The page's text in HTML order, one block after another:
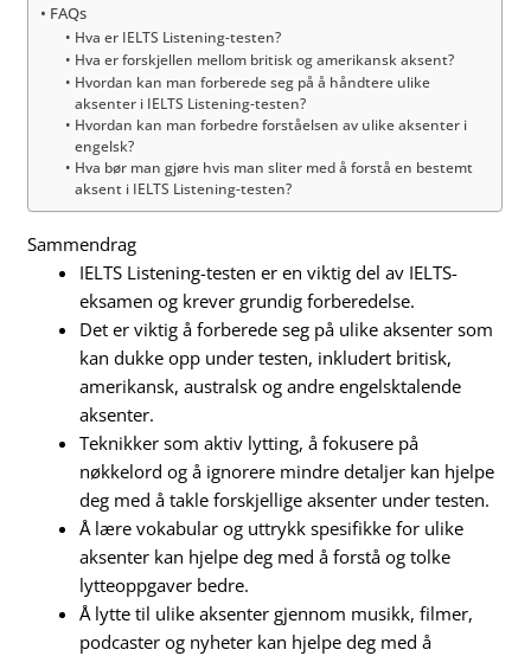
FAQs
Hva er IELTS Listening-testen?
Hva er forskjellen mellom britisk og amerikansk aksent?
Hvordan kan man forberede seg på å håndtere ulike
aksenter i IELTS Listening-testen?
Hvordan kan man forbedre forståelsen av ulike aksenter i
engelsk?
Hva bør man gjøre hvis man sliter med å forstå en bestemt
aksent i IELTS Listening-testen?
Sammendrag
IELTS Listening-testen er en viktig del av IELTS-
eksamen og krever grundig forberedelse.
Det er viktig å forberede seg på ulike aksenter som
kan dukke opp under testen, inkludert britisk,
amerikansk, australsk og andre engelsktalende
aksenter.
Teknikker som aktiv lytting, å fokusere på
nøkkelord og å ignorere mindre detaljer kan hjelpe
deg med å takle forskjellige aksenter under testen.
Å lære vokabular og uttrykk spesifikke for ulike
aksenter kan hjelpe deg med å forstå og tolke
lytteoppgaver bedre.
Å lytte til ulike aksenter gjennom musikk, filmer,
podcaster og nyheter kan hjelpe deg med å